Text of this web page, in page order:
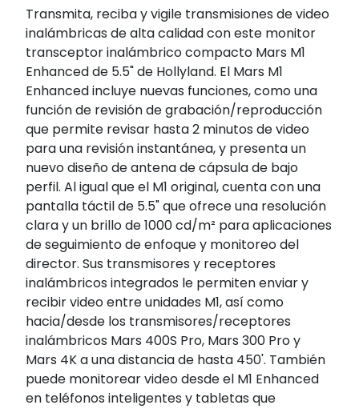
Transmita, reciba y vigile transmisiones de video
inalámbricas de alta calidad con este monitor
transceptor inalámbrico compacto Mars M1
Enhanced de 5.5" de Hollyland. El Mars M1
Enhanced incluye nuevas funciones, como una
función de revisión de grabación/reproducción
que permite revisar hasta 2 minutos de video
para una revisión instantánea, y presenta un
nuevo diseño de antena de cápsula de bajo
perfil. Al igual que el M1 original, cuenta con una
pantalla táctil de 5.5" que ofrece una resolución
clara y un brillo de 1000 cd/m² para aplicaciones
de seguimiento de enfoque y monitoreo del
director. Sus transmisores y receptores
inalámbricos integrados le permiten enviar y
recibir video entre unidades M1, así como
hacia/desde los transmisores/receptores
inalámbricos Mars 400S Pro, Mars 300 Pro y
Mars 4K a una distancia de hasta 450'. También
puede monitorear video desde el M1 Enhanced
en teléfonos inteligentes y tabletas que